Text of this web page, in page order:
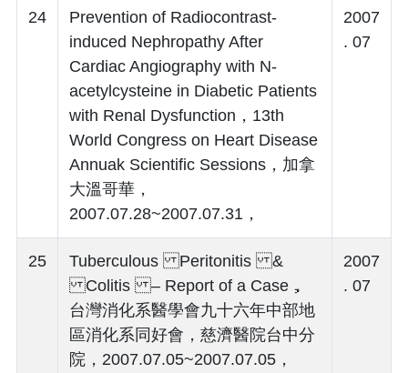
24
Prevention of Radiocontrast-
induced Nephropathy After
Cardiac Angiography with N-
acetylcysteine in Diabetic Patients
with Renal Dysfunction，13th
World Congress on Heart Disease
Annuak Scientific Sessions，加拿
大溫哥華，
2007.07.28~2007.07.31，
2007
. 07
25
Tuberculous Peritonitis &
Colitis – Report of a Case，
台灣消化系醫學會九十六年中部地
區消化系同好會，慈濟醫院台中分
院，2007.07.05~2007.07.05，
2007
. 07